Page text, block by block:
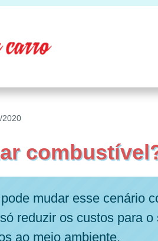
2020
mudar esse cenário
reduzir os custos para
ao meio ambiente.